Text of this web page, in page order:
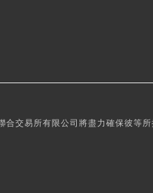
合交易所有限公司將盡力確保彼等